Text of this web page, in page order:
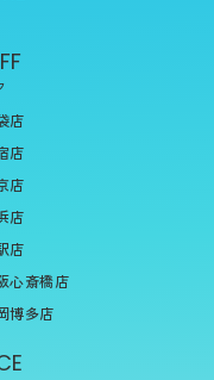
店
店
店
店
店
心斎橋店
博多店